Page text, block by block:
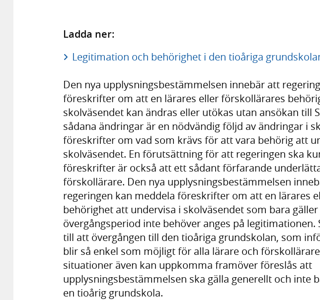
Ladda ner:
Legitimation och behörighet i den tioåriga
Den nya upplysningsbestämmelsen innebär att
föreskrifter om att en lärares eller förskollärares
skolväsendet kan ändras eller utökas utan ansökan till
sådana ändringar är en nödvändig följd av ändringar i
föreskrifter om vad som krävs för att vara behörig att
skolväsendet. En förutsättning för att regeringen ska
föreskrifter är också att ett sådant förfarande
förskollärare. Den nya upplysningsbestämmelsen
regeringen kan meddela föreskrifter om att en lärares
behörighet att undervisa i skolväsendet som bara
övergångsperiod inte behöver anges på legitimationen.
till att övergången till den tioåriga grundskolan, som
blir så enkel som möjligt för alla lärare och
situationer även kan uppkomma framöver föreslås att
upplysningsbestämmelsen ska gälla generellt och inte
en tioårig grundskola.